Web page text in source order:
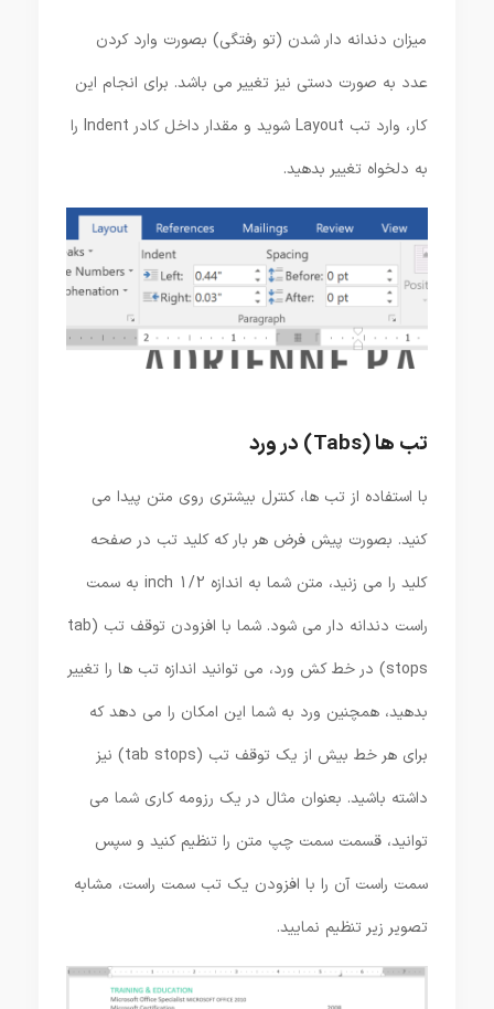
میزان دندانه دار شدن (تو رفتگی) بصورت وارد کردن
عدد به صورت دستی نیز تغییر می باشد. برای انجام این
کار، وارد تب Layout شوید و مقدار داخل کادر Indent را
به دلخواه تغییر بدهید.
تب ها (Tabs) در ورد
با استفاده از تب ها، کنترل بیشتری روی متن پیدا می
کنید. بصورت پیش فرض هر بار که کلید تب در صفحه
کلید را می زنید، متن شما به اندازه 1/2 inch به سمت
راست دندانه دار می شود. شما با افزودن توقف تب (tab
stops) در خط کش ورد، می توانید اندازه تب ها را تغییر
بدهید، همچنین ورد به شما این امکان را می دهد که
برای هر خط بیش از یک توقف تب (tab stops) نیز
داشته باشید. بعنوان مثال در یک رزومه کاری شما می
توانید، قسمت سمت چپ متن را تنظیم کنید و سپس
سمت راست آن را با افزودن یک تب سمت راست، مشابه
تصویر زیر تنظیم نمایید.